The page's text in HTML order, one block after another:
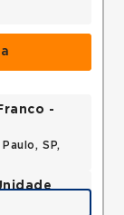
-
SP,